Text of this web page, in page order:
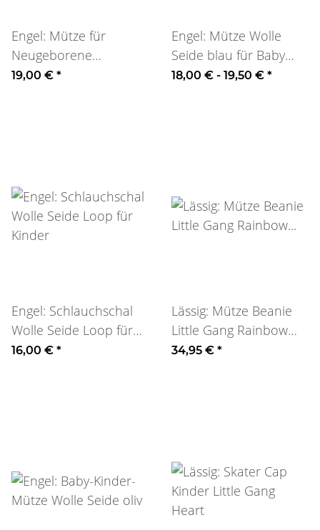
Engel: Mütze für
Neugeborene
Schurwolle walnuss
19,00 € *
Engel: Mütze Wolle
Seide blau für Baby
und Kinder
18,00 € - 19,50 € *
Engel: Schlauchschal
Wolle Seide Loop für
Kinder
16,00 € *
Lässig: Mütze Beanie
Little Gang Rainbow
hellblau 1-3J
34,95 € *